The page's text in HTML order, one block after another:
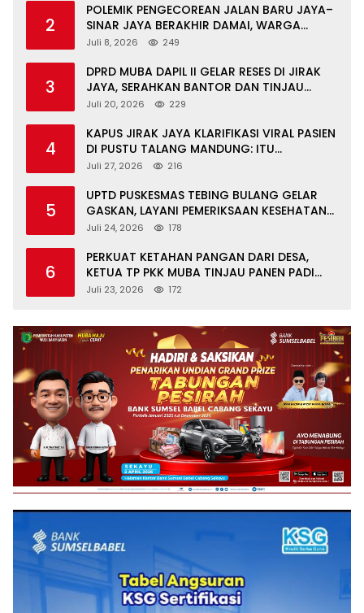
2
POLEMIK PENGECOREAN JALAN BARU JAYA–
SINAR JAYA BERAKHIR DAMAI, WARGA
APRESIASI PERAN FORKOPIMCAM DAN DPRD
Juli 8, 2026 249
3
DPRD MUBA DAPIL II GELAR RESES DI JIRAK
JAYA, SERAHKAN BANTOR DAN TINJAU
JALAN RUSAK SERTA TPS 3R
Juli 20, 2026 229
4
KAPUS JIRAK JAYA KLARIFIKASI VIRAL PASIEN
DI PUSTU TALANG MANDUNG: ITU
MISKOMUNIKASI
Juli 27, 2026 216
5
UPTD PUSKESMAS TEBING BULANG GELAR
GASKAN, LAYANI PEMERIKSAAN KESEHATAN
GRATIS UNTUK ASN DI SUNGAI KERUH
Juli 24, 2026 178
6
PERKUAT KETAHAN PANGAN DARI DESA,
KETUA TP PKK MUBA TINJAU PANEN PADI
ORGANIK DAN IKAN NILA
Juli 23, 2026 172